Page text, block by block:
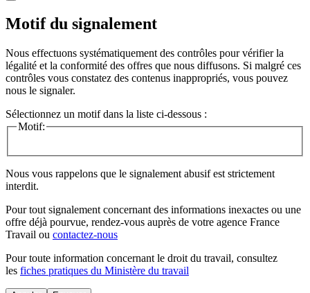
Motif du signalement
Nous effectuons systématiquement des contrôles pour vérifier la
légalité et la conformité des offres que nous diffusons. Si malgré ces
contrôles vous constatez des contenus inappropriés, vous pouvez
nous le signaler.
Sélectionnez un motif dans la liste ci-dessous :
Motif:
Nous vous rappelons que le signalement abusif est strictement
interdit.
Pour tout signalement concernant des informations inexactes ou une
offre déjà pourvue, rendez-vous auprès de votre agence France
Travail ou contactez-nous
Pour toute information concernant le droit du travail, consultez
les fiches pratiques du Ministère du travail